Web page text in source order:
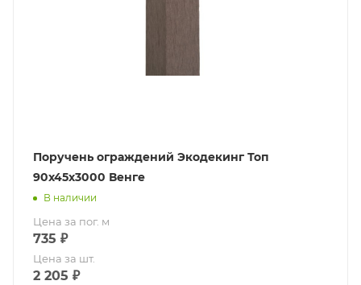
Поручень ограждений Экодекинг Топ
90x45х3000 Венге
В наличии
Цена за пог. м
735 ₽
Цена за шт.
2 205 ₽